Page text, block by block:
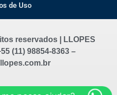
de Uso
reservados | LLOPES
(11) 98854-8363 –